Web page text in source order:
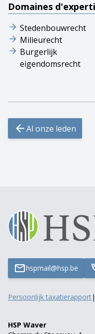
Domaines
Stedenbouwrecht
Milieurecht
Burgerlijk
eigendomsrecht
Al onze leden
hspmail@hsp.be
Persoonlijk taxatierapport|
HSP Waver